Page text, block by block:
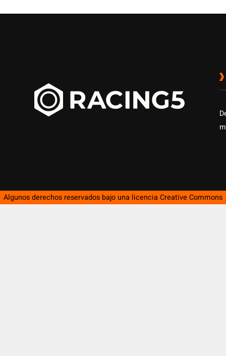
Algunos derechos reservados bajo una licencia Creative Commons